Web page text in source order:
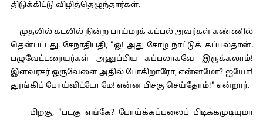
திடுக்கிட்டு விழித்தெழுந்தார்கள்.
முதலில் கடலில் நின்ற பாய்மரக் கப்பல் அவர்கள் கண்ணில்
தென்பட்டது. சேநாதிபதி, "ஓ! அது சோழ நாட்டுக் கப்பல்தான்.
பழுவேட்டரையர்கள் அனுப்பிய கப்பலாகவே இருக்கலாம்!
இளவரசர் ஒருவேளை அதில் போகிறாரோ, என்னமோ? ஐயோ!
தூங்கிப் போய்விட்டோ மே! என்ன பிசகு செய்தோம்!" என்றார்.
பிறகு, "படகு எங்கே? போய்க்கப்பலைப் பிடிக்கமுடியுமா